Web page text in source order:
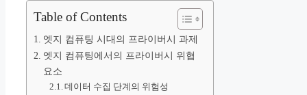
Table of Contents
엣지 컴퓨팅 시대의 프라이버시 과제
엣지 컴퓨팅에서의 프라이버시 위협
요소
데이터 수집 단계의 위험성